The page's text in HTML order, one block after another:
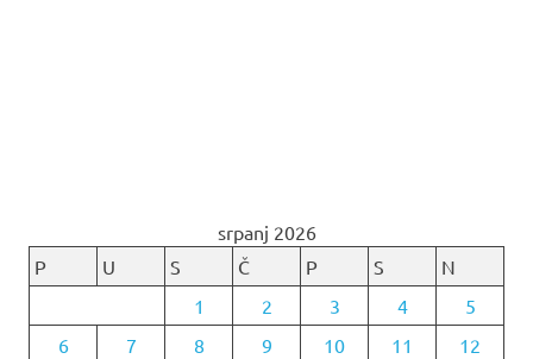
srpanj 2026
P
U S Č P S
N
1
2 3 4
5
6
7 8 9 10 11
12